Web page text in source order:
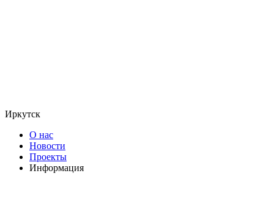
Иркутск
О нас
Новости
Проекты
Информация